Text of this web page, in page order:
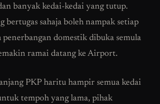
banyak kedai-kedai yang tutup.
bertugas sahaja boleh nampak setiap
penerbangan domestik dibuka semula
ramai datang ke Airport.
PKP haritu hampir semua kedai
tempoh yang lama, pihak